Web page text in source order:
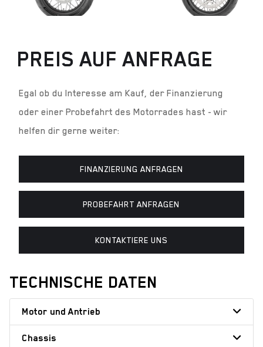
TECHNISCHE DATEN
Motor und Antrieb
Chassis
PREIS AUF ANFRAGE
Egal ob du Interesse am Kauf, der Finanzierung
oder einer Probefahrt des Motorrades hast - wir
helfen dir gerne weiter:
FINANZIERUNG ANFRAGEN
PROBEFAHRT ANFRAGEN
KONTAKTIERE UNS